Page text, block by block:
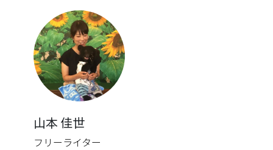
山本 佳世
フリーライター